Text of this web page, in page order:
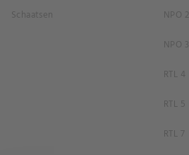
Schaatsen
NPO 2
NPO 3
RTL 4
RTL 5
RTL 7